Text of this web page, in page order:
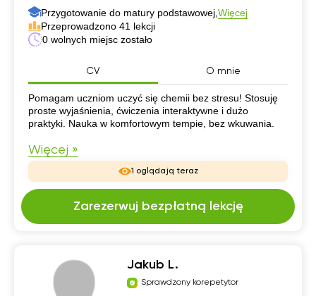
Przygotowanie do matury podstawowej, Więcej
Przeprowadzono 41 lekcji
0 wolnych miejsc zostało
CV O mnie
CV
Pomagam uczniom uczyć się chemii bez stresu! Stosuję
proste wyjaśnienia, ćwiczenia interaktywne i dużo
praktyki. Nauka w komfortowym tempie, bez wkuwania.
Więcej »
1 oglądają teraz
Zarezerwuj bezpłatną lekcję
Jakub L.
Sprawdzony korepetytor